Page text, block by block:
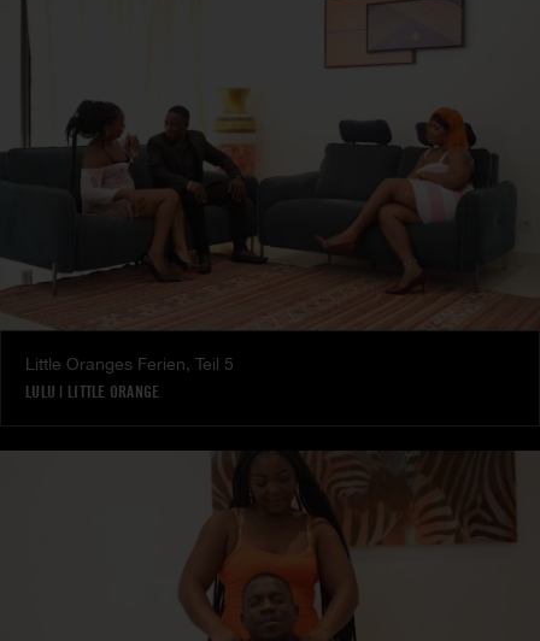
Little Oranges Ferien, Teil 5
LULU | LITTLE ORANGE